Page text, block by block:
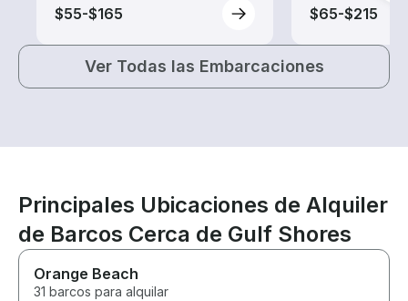
$55-$165 $65-$215
Ver Todas las Embarcaciones
Principales Ubicaciones de Alquiler
de Barcos Cerca de Gulf Shores
Orange Beach
31 barcos para alquilar